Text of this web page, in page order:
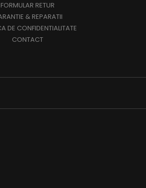
FORMULAR RETUR
& REPARATII
DE CONFIDENTIALITATE
CONTACT